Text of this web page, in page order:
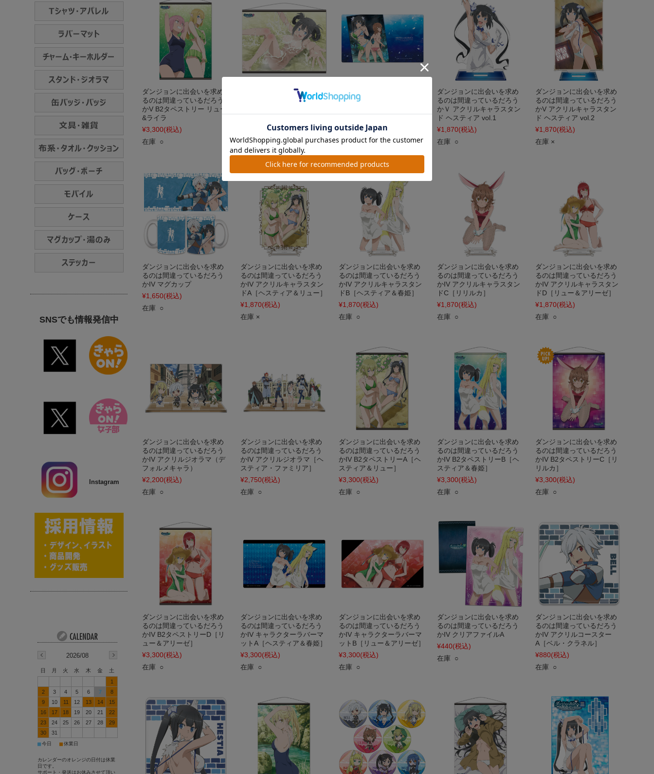
ダンジョンに出会いを求め
るのは間違っているだろう
かV B2タペストリー リュー
&ライラ
¥3,300(税込)
在庫 ○
ダンジョンに出会いを求め
るのは間違っているだろう
(税込)
在庫 ○
ダンジョンに出会いを求め
るのは間違っているだろう
¥3,300(税込)
在庫 ○
ダンジョンに出会いを求め
るのは間違っているだろう
かＶ アクリルキャラスタン
ド ヘスティア vol.1
¥1,870(税込)
在庫 ○
ダンジョンに出会いを求め
るのは間違っているだろう
かV アクリルキャラスタン
ド ヘスティア vol.2
¥1,870(税込)
在庫 ×
ダンジョンに出会いを求め
るのは間違っているだろう
かIV マグカップ
¥1,650(税込)
在庫 ○
ダンジョンに出会いを求め
るのは間違っているだろう
かIV アクリルキャラスタン
ドA［ヘスティア＆リュー］
¥1,870(税込)
在庫 ×
ダンジョンに出会いを求め
るのは間違っているだろう
かIV アクリルキャラスタン
ドB［ヘスティア＆春姫］
¥1,870(税込)
在庫 ○
ダンジョンに出会いを求め
るのは間違っているだろう
かIV アクリルキャラスタン
ドC［リリルカ］
¥1,870(税込)
在庫 ○
ダンジョンに出会いを求め
るのは間違っているだろう
かIV アクリルキャラスタン
ドD［リュー＆アリーゼ］
¥1,870(税込)
在庫 ○
ダンジョンに出会いを求め
るのは間違っているだろう
かIV アクリルジオラマ（デ
フォルメキャラ）
¥2,200(税込)
在庫 ○
ダンジョンに出会いを求め
るのは間違っているだろう
かIV アクリルジオラマ［ヘ
スティア・ファミリア］
¥2,750(税込)
在庫 ○
ダンジョンに出会いを求め
るのは間違っているだろう
かIV B2タペストリーA［ヘ
スティア＆リュー］
¥3,300(税込)
在庫 ○
ダンジョンに出会いを求め
るのは間違っているだろう
かIV B2タペストリーB［ヘ
スティア＆春姫］
¥3,300(税込)
在庫 ○
ダンジョンに出会いを求め
るのは間違っているだろう
かIV B2タペストリーC［リ
リルカ］
¥3,300(税込)
在庫 ○
ダンジョンに出会いを求め
るのは間違っているだろう
かIV B2タペストリーD［リ
ュー＆アリーゼ］
¥3,300(税込)
在庫 ○
ダンジョンに出会いを求め
るのは間違っているだろう
かIV キャラクターラバーマ
ットA［ヘスティア＆春姫］
¥3,300(税込)
在庫 ○
ダンジョンに出会いを求め
るのは間違っているだろう
かIV キャラクターラバーマ
ットB［リュー＆アリーゼ］
¥3,300(税込)
在庫 ○
ダンジョンに出会いを求め
るのは間違っているだろう
かIV クリアファイルA
¥440(税込)
在庫 ○
ダンジョンに出会いを求め
るのは間違っているだろう
かIV アクリルコースター
A［ベル・クラネル］
¥880(税込)
在庫 ○
SNSでも情報発信中
Instagram
2026/08
日 月 火 水 木 金
土
1
2
3 4 5 6 7
8
9
10 11 12 13 14
15
16
17 18 19 20 21
22
23
24 25 26 27 28
29
30
31
■今日 ■休業日
カレンダーのオレンジの日付は休業
日です。
サポート・発送はお休みさせて頂い